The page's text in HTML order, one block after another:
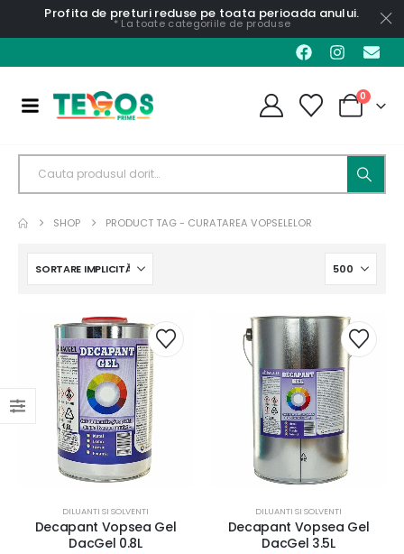
Profita de preturi reduse pe toata perioada anului.
* La toate categoriile de produse
0
SHOP PRODUCT TAG - CURATAREA VOPSELELOR
DILUANTI SI SOLVENTI
Decapant Vopsea Gel
DacGel 0.8L
DILUANTI SI SOLVENTI
Decapant Vopsea Gel
DacGel 3.5L